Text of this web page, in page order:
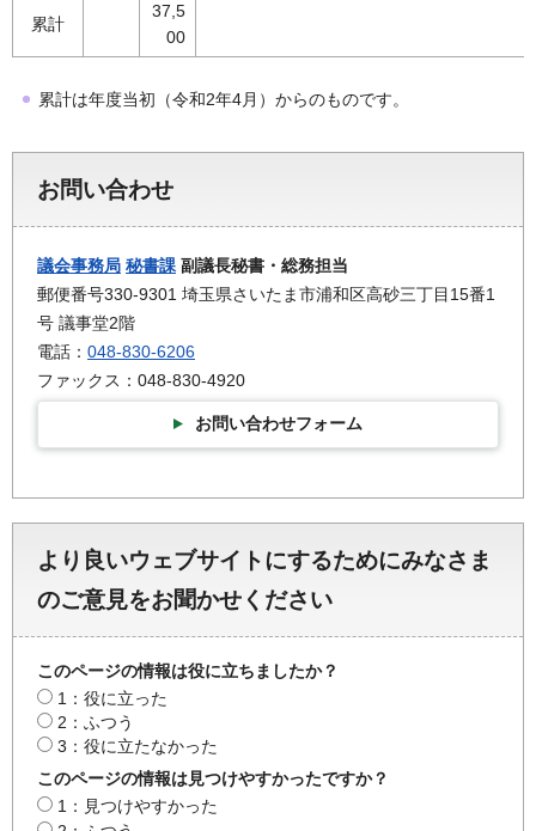
累計
37,5
00
累計は年度当初（令和2年4月）からのものです。
お問い合わせ
議会事務局 秘書課 副議長秘書・総務担当
郵便番号330-9301 埼玉県さいたま市浦和区高砂三丁目15番1
号 議事堂2階
電話： 048-830-6206
ファックス：048-830-4920
お問い合わせフォーム
より良いウェブサイトにするためにみなさま
のご意見をお聞かせください
このページの情報は役に立ちましたか？
1：役に立った
2：ふつう
3：役に立たなかった
このページの情報は見つけやすかったですか？
1：見つけやすかった